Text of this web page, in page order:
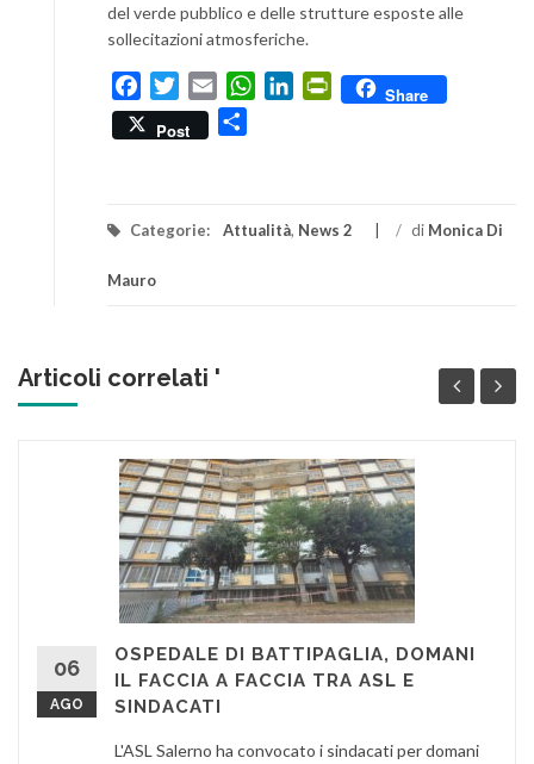
del verde pubblico e delle strutture esposte alle
sollecitazioni atmosferiche.
FacebookTwitterEmail WhatsApp
LinkedInPrintFriendly
Share
Post
Categorie: Attualità, News 2 / di Monica Di
Mauro
Articoli correlati '
06
AGO
OSPEDALE DI BATTIPAGLIA, DOMANI
IL FACCIA A FACCIA TRA ASL E
SINDACATI
L'ASL Salerno ha convocato i sindacati per domani